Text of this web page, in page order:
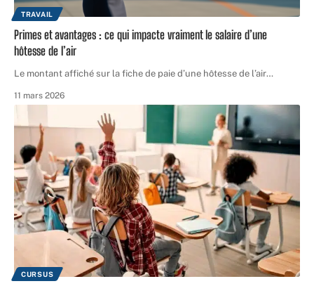
TRAVAIL
Primes et avantages : ce qui impacte vraiment le salaire d’une
hôtesse de l’air
Le montant affiché sur la fiche de paie d’une hôtesse de l’air…
11 mars 2026
CURSUS